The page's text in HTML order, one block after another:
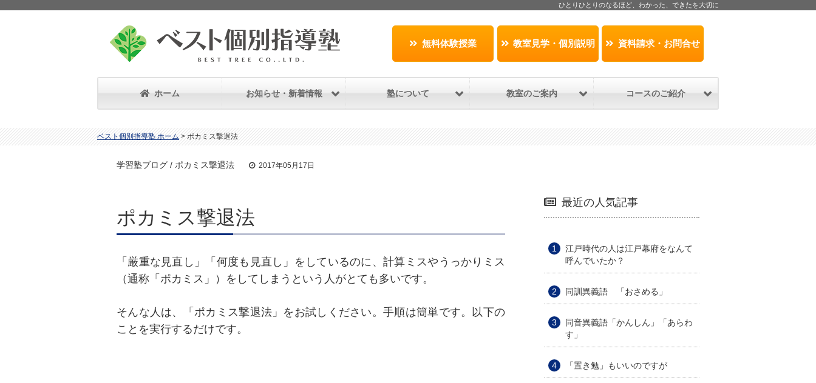
ひとりひとりのなるほど、わかった、できたを大切に
無料体験授業 教室見学・個別説明 資料請求・お問合せ
ホーム お知らせ・新着情報 塾について 教室のご案内 コースのご紹介
ベスト個別指導塾 ホーム > ポカミス撃退法
学習塾ブログ / ポカミス撃退法 2017年05月17日
ポカミス撃退法
「厳重な見直し」「何度も見直し」をしているのに、計算ミスやうっかりミス
（通称「ポカミス」）をしてしまうという人がとても多いです。
そんな人は、「ポカミス撃退法」をお試しください。手順は簡単です。以下の
ことを実行するだけです。
最近の人気記事
江戸時代の人は江戸幕府をなんて
呼んでいたか？
同訓異義語 「おさめる」
同音異義語「かんしん」「あらわ
す」
「置き勉」もいいのですが